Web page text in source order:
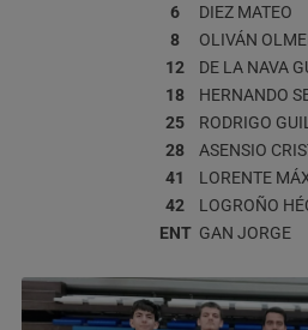
6
DIEZ MATEO
8
OLIVÁN
12
DE LA NAVA
18
HERNANDO
25
RODRIGO
28
ASENSIO
41
LORENTE
42
LOGROÑO
ENT GAN JORGE